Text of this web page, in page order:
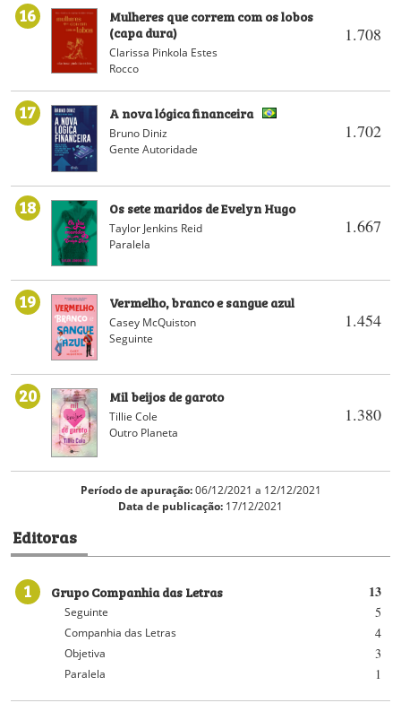
16
1.708
Mulheres que correm com os lobos
(capa dura)
Clarissa Pinkola Estes
Rocco
17
1.702
A nova lógica financeira
Bruno Diniz
Gente Autoridade
18
1.667
Os sete maridos de Evelyn Hugo
Taylor Jenkins Reid
Paralela
19
1.454
Vermelho, branco e sangue azul
Casey McQuiston
Seguinte
20
1.380
Mil beijos de garoto
Tillie Cole
Outro Planeta
Período de apuração:06/12/2021 a 12/12/2021
Data de publicação: 17/12/2021
Editoras
1 13
Grupo Companhia das Letras
5
Seguinte
4
Companhia das Letras
3
Objetiva
1
Paralela